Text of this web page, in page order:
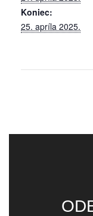
Koniec:
25. apríla 2025.